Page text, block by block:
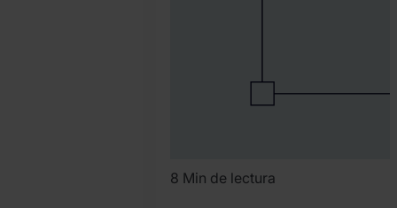
8 Min de lectura